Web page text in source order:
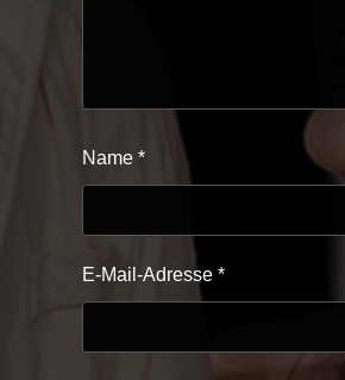
Name *
E-Mail-Adresse *